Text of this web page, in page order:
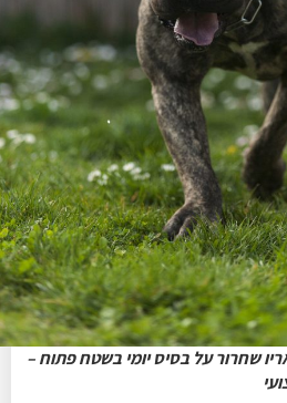
שחרור על בסיס יומי בשטח פתוח –